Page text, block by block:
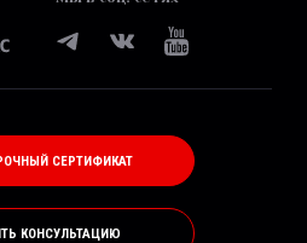
СЕРТИФИКАТ
КОНСУЛЬТАЦИЮ